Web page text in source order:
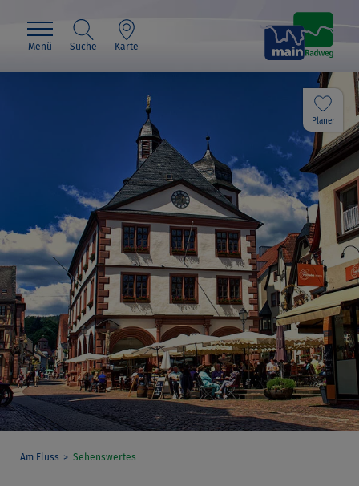
Menü Suche Karte
Planer
Am Fluss Sehenswertes